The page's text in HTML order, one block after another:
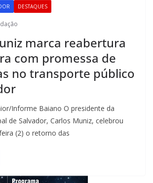
DESTAQUES
marca reabertura
com promessa de
no transporte público
Informe Baiano O presidente da
de Salvador, Carlos Muniz, celebrou
(2) o retorno das